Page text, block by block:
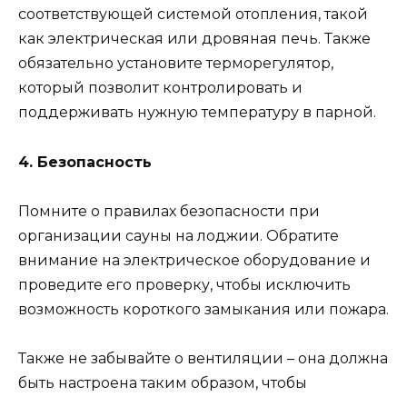
соответствующей системой отопления, такой
как электрическая или дровяная печь. Также
обязательно установите терморегулятор,
который позволит контролировать и
поддерживать нужную температуру в парной.
4. Безопасность
Помните о правилах безопасности при
организации сауны на лоджии. Обратите
внимание на электрическое оборудование и
проведите его проверку, чтобы исключить
возможность короткого замыкания или пожара.
Также не забывайте о вентиляции – она должна
быть настроена таким образом, чтобы